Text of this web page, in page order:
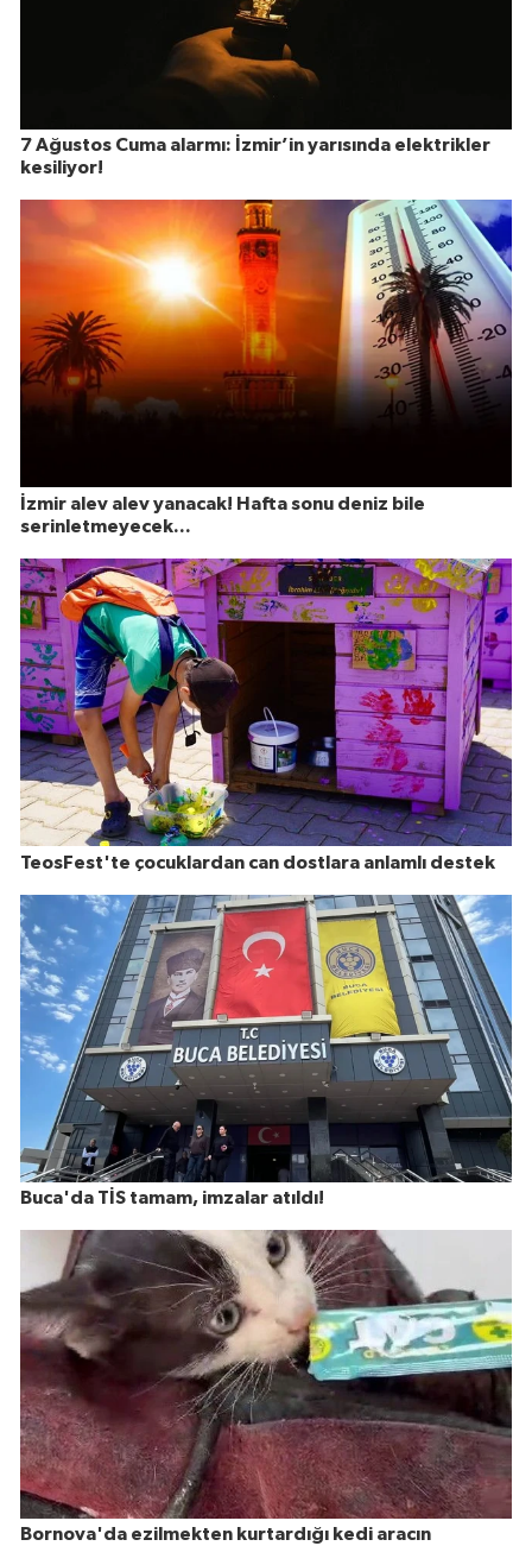
7 Ağustos Cuma alarmı: İzmir’in yarısında elektrikler
kesiliyor!
İzmir alev alev yanacak! Hafta sonu deniz bile
serinletmeyecek...
TeosFest'te çocuklardan can dostlara anlamlı destek
Buca'da TİS tamam, imzalar atıldı!
Bornova'da ezilmekten kurtardığı kedi aracın